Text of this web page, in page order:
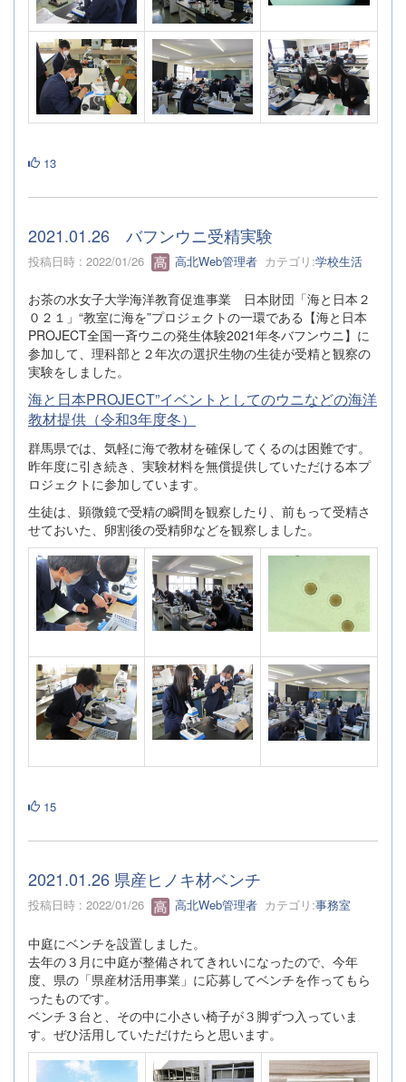
13
2021.01.26 バフンウニ受精実験
投稿日時 : 2022/01/26 高北Web管理者 カテゴリ:学校生活
お茶の水女子大学海洋教育促進事業 日本財団「海と日本２
０２１」“教室に海を”プロジェクトの一環である【海と日本
PROJECT全国一斉ウニの発生体験2021年冬バフンウニ】に
参加して、理科部と２年次の選択生物の生徒が受精と観察の
実験をしました。
海と日本PROJECT”イベントとしてのウニなどの海洋
教材提供（令和3年度冬）
群馬県では、気軽に海で教材を確保してくるのは困難です。
昨年度に引き続き、実験材料を無償提供していただける本プ
ロジェクトに参加しています。
生徒は、顕微鏡で受精の瞬間を観察したり、前もって受精さ
せておいた、卵割後の受精卵などを観察しました。
15
2021.01.26 県産ヒノキ材ベンチ
投稿日時 : 2022/01/26 高北Web管理者 カテゴリ:事務室
中庭にベンチを設置しました。
去年の３月に中庭が整備されてきれいになったので、今年
度、県の「県産材活用事業」に応募してベンチを作ってもら
ったものです。
ベンチ３台と、その中に小さい椅子が３脚ずつ入っていま
す。ぜひ活用していただけたらと思います。